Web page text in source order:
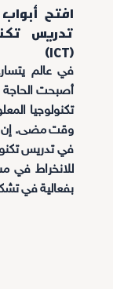
افتح
تدريس
(ICT)
في عالم
أصبحت
وقت مضى. إن
في تدريس
للانخراط في
بفعالية في